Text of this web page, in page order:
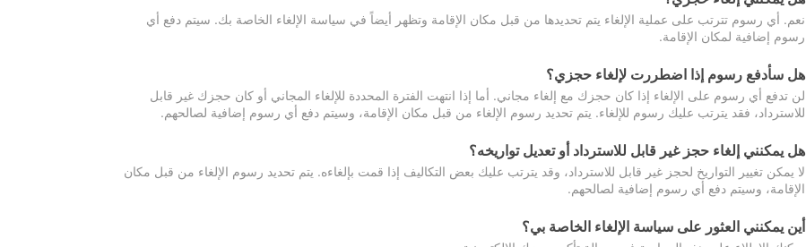
نعم. أي رسوم تترتب على عملية الإلغاء يتم تحديدها من قبل مكان الإقامة وتظهر أيضاً في سياسة الإلغاء الخاصة بك. سيتم دفع أي
رسوم إضافية لمكان الإقامة.
هل سأدفع رسوم إذا اضطررت لإلغاء حجزي؟
لن تدفع أي رسوم على الإلغاء إذا كان حجزك مع إلغاء مجاني. أما إذا انتهت الفترة المحددة للإلغاء المجاني أو كان حجزك غير قابل
للاسترداد، فقد يترتب عليك رسوم للإلغاء. يتم تحديد رسوم الإلغاء من قبل مكان الإقامة، وسيتم دفع أي رسوم إضافية لصالحهم.
هل يمكنني إلغاء حجز غير قابل للاسترداد أو تعديل تواريخه؟
لا يمكن تغيير التواريخ لحجز غير قابل للاسترداد، وقد يترتب عليك بعض التكاليف إذا قمت بإلغاءه. يتم تحديد رسوم الإلغاء من قبل مكان
الإقامة، وسيتم دفع أي رسوم إضافية لصالحهم.
أين يمكنني العثور على سياسة الإلغاء الخاصة بي؟